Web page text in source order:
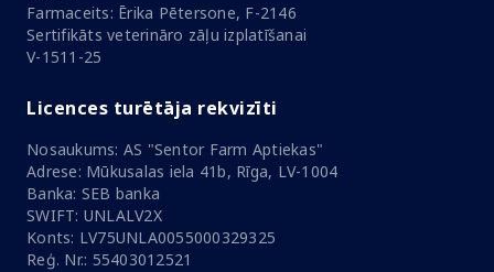
Farmaceits: Ērika Pētersone, F-2146
Sertifikāts veterināro zāļu izplatīšanai
V-1511-25
Licences turētāja rekvizīti
Nosaukums: AS "Sentor Farm Aptiekas"
Adrese: Mūkusalas iela 41b, Rīga, LV-1004
Banka: SEB banka
SWIFT: UNLALV2X
Konts: LV75UNLA0055000329325
Reģ. Nr.: 55403012521